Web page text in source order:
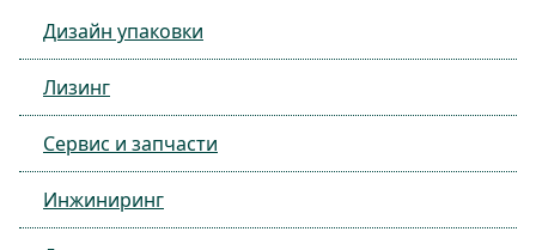
Дизайн упаковки
Лизинг
Сервис и запчасти
Инжиниринг